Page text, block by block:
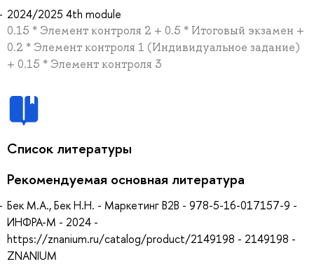
2024/2025 4th module
0.15 * Элемент контроля 2 + 0.5 * Итоговый экзамен +
0.2 * Элемент контроля 1 (Индивидуальное задание)
+ 0.15 * Элемент контроля 3
Список литературы
Рекомендуемая основная литература
Бек М.А., Бек Н.Н. - Маркетинг В2В - 978-5-16-017157-9 -
ИНФРА-М - 2024 -
https://znanium.ru/catalog/product/2149198 - 2149198 -
ZNANIUM